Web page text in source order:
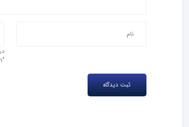
"test@ipemdad.com" را وارد کنید.